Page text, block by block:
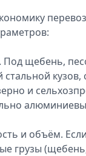
Под щебень,
кузов,
и
и объём.
грузы